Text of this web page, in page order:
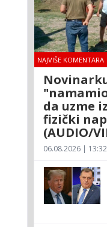
NAJVIŠE KOMENTARA
da uzme
fizički
(AUDIO/
06.08.2026 | 13:32